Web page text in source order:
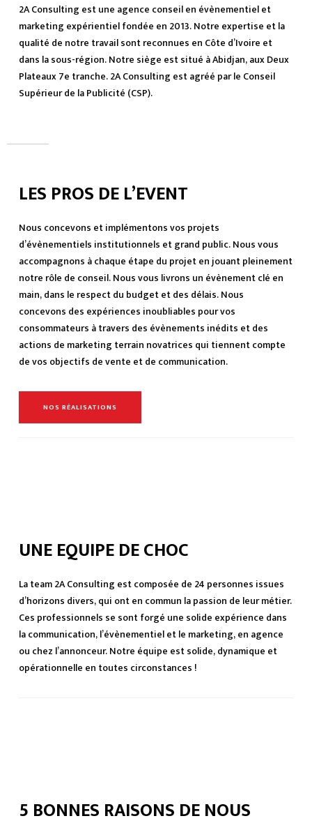
2A Consulting est une agence conseil en évènementiel et
marketing expérientiel fondée en 2013. Notre expertise et la
qualité de notre travail sont reconnues en Côte d’Ivoire et
dans la sous-région. Notre siège est situé à Abidjan, aux Deux
Plateaux 7e tranche. 2A Consulting est agréé par le Conseil
Supérieur de la Publicité (CSP).
LES PROS DE L’EVENT
Nous concevons et implémentons vos projets
d’évènementiels institutionnels et grand public. Nous vous
accompagnons à chaque étape du projet en jouant pleinement
notre rôle de conseil. Nous vous livrons un évènement clé en
main, dans le respect du budget et des délais. Nous
concevons des expériences inoubliables pour vos
consommateurs à travers des évènements inédits et des
actions de marketing terrain novatrices qui tiennent compte
de vos objectifs de vente et de communication.
NOS RÉALISATIONS
UNE EQUIPE DE CHOC
La team 2A Consulting est composée de 24 personnes issues
d’horizons divers, qui ont en commun la passion de leur métier.
Ces professionnels se sont forgé une solide expérience dans
la communication, l’évènementiel et le marketing, en agence
ou chez l’annonceur. Notre équipe est solide, dynamique et
opérationnelle en toutes circonstances !
5 BONNES RAISONS DE NOUS